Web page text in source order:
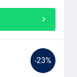
-23%